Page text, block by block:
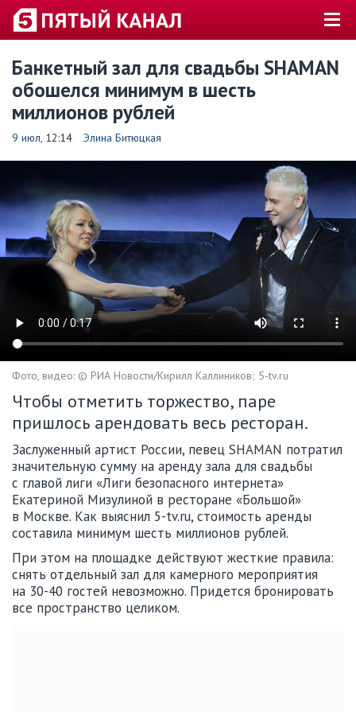
Банкетный зал для свадьбы SHAMAN
обошелся минимум в шесть
миллионов рублей
9 июл, 12:14 Элина Битюцкая
Фото, видео: © РИА Новости/Кирилл Каллиников; 5-tv.ru
Чтобы отметить торжество, паре
пришлось арендовать весь ресторан.
Заслуженный артист России, певец SHAMAN потратил
значительную сумму на аренду зала для свадьбы
с главой лиги «Лиги безопасного интернета»
Екатериной Мизулиной в ресторане «Большой»
в Москве. Как выяснил 5-tv.ru, стоимость аренды
составила минимум шесть миллионов рублей.
При этом на площадке действуют жесткие правила:
снять отдельный зал для камерного мероприятия
на 30-40 гостей невозможно. Придется бронировать
все пространство целиком.